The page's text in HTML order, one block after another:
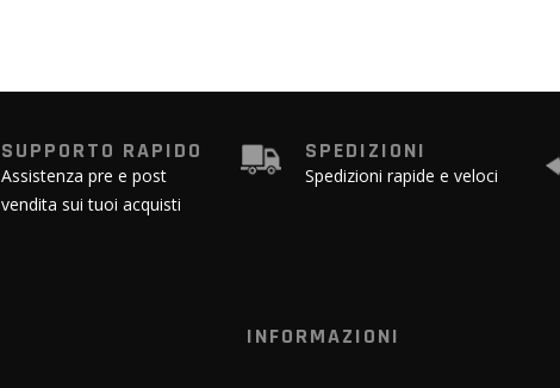
SUPPORTO RAPIDO
Assistenza pre e post
vendita sui tuoi acquisti
SPEDIZIONI
Spedizioni rapide e veloci
INFORMAZIONI